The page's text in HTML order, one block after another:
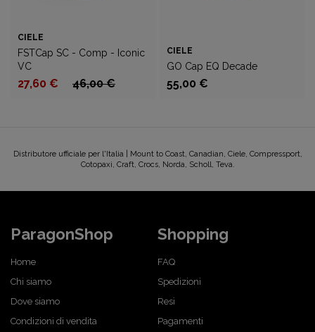
CIELE
FSTCap SC - Comp - Iconic
VC
27,60 € 46,00 €
CIELE
GO Cap EQ Decade
55,00 €
Distributore ufficiale per l'Italia | Mount to Coast, Canadian, Ciele, Compressport,
Cotopaxi, Craft, Crocs, Norda, Scholl, Teva.
ParagonShop
Home
Chi siamo
Dove siamo
Condizioni di vendita
Shopping
FAQ
Spedizioni
Resi
Pagamenti